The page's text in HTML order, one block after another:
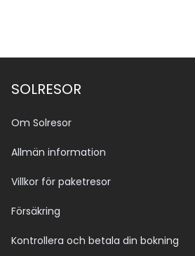
SOLRESOR
Om Solresor
Allmän information
Villkor för paketresor
Försäkring
Kontrollera och betala din bokning